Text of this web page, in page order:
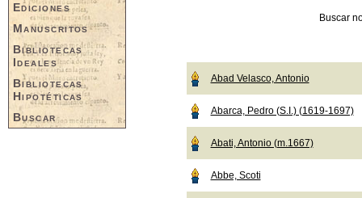
Ediciones
Manuscritos
Bibliotecas
Ideales
Bibliotecas
Hipotéticas
Buscar
Buscar
Abad Velasco, Antonio
Abarca, Pedro (S.I.) (1619-1697)
Abati, Antonio (m.1667)
Abbe, Scoti